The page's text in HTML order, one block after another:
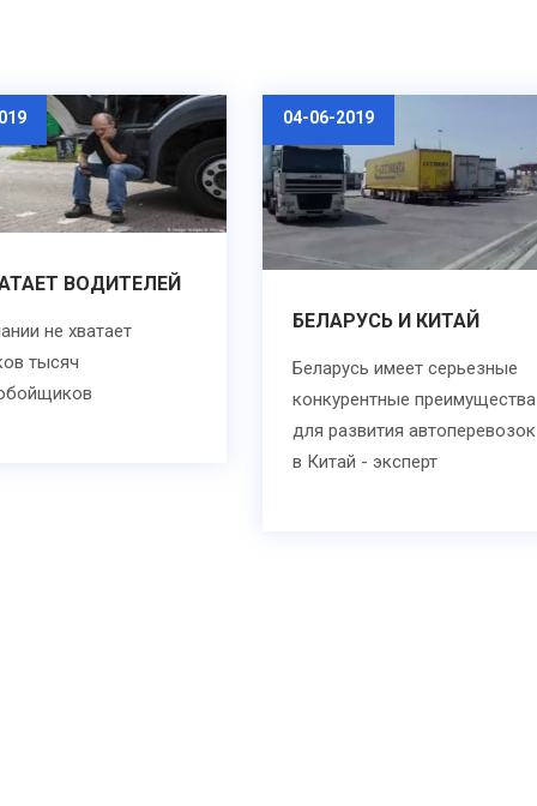
ВОДИТЕЛЕЙ
не хватает
тысяч
04-06-2019
БЕЛАРУСЬ И КИТАЙ
Беларусь имеет серьезные
конкурентные преимущества
для развития автоперевозок
в Китай - эксперт